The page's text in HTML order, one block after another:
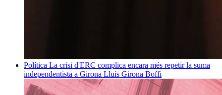
Política La crisi d'ERC complica encara més repetir la suma
independentista a Girona Lluís Girona Boffi